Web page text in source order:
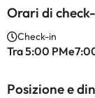
Orari di
Check-in
Tra 5:00
Posizione e